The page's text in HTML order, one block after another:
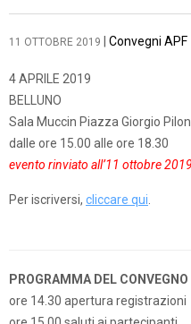
11 OTTOBRE 2019 Convegni APF
4 APRILE 2019
BELLUNO
Sala Muccin Piazza Giorgio
dalle ore 15.00 alle ore 18.30
evento rinviato all’11 ottobre 2019
Per iscriversi, cliccare qui
PROGRAMMA DEL CONVEGNO
ore 14.30 apertura registrazioni